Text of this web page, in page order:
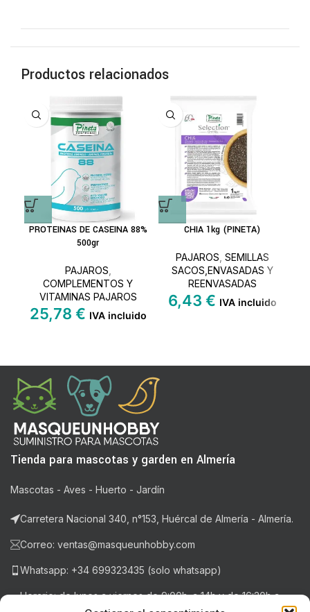
Productos relacionados
PROTEINAS DE CASEINA 88%
500gr
PAJAROS
COMPLEMENTOS Y
VITAMINAS PAJAROS
25,78 € IVA incluido
CHIA 1kg (PINETA)
PAJAROS SEMILLAS
SACOS,ENVASADAS Y
REENVASADAS
6,43 € IVA incluido
Tienda para mascotas y garden en Almería
Mascotas - Aves - Huerto - Jardín
Carretera Nacional 340, n°153, Huércal de Almería - Almería.
Correo: ventas@masqueunhobby.com
Whatsapp: +34 699323435 (solo whatsapp)
Horario: de lunes a viernes de 9:00h. a 14h y de 16:30h a